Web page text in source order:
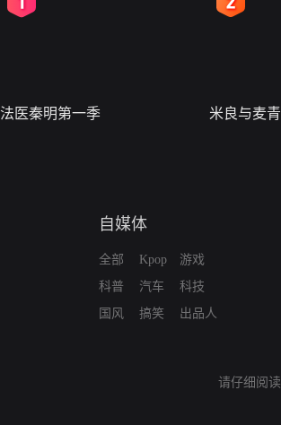
法医秦明第一季 米良与麦青
自媒体
全部
科普
国风
Kpop
汽车
搞笑
游戏
科技
出品人
请仔细阅读